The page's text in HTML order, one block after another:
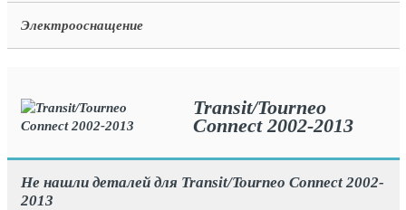
Электрооснащение
Transit/Tourneo
Connect 2002-2013
Не нашли деталей для Transit/Tourneo Connect 2002-
2013